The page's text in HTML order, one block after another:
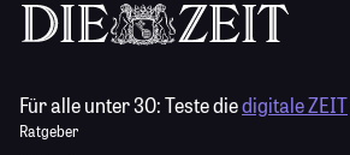
Für alle unter 30:Teste diedigitale ZEIT
Ratgeber